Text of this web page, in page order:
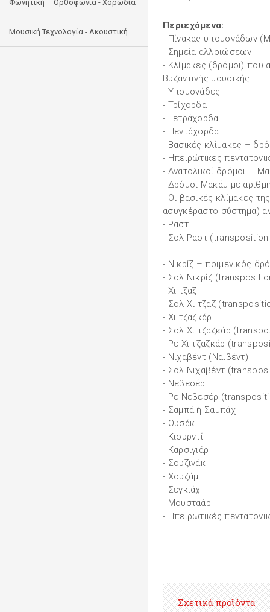
Φωνητική – Ορθοφωνία - Χορωδία
Μουσική Τεχνολογία - Ακουστική
Περιεχόμενα:
- Πίνακας υπομονάδων
- Σημεία αλλοιώσεων
- Κλίμακες (δρόμοι) που
Βυζαντινής μουσικής
- Υπομονάδες
- Τρίχορδα
- Τετράχορδα
- Πεντάχορδα
- Βασικές κλίμακες –
- Ηπειρώτικες
- Ανατολικοί δρόμοι –
- Δρόμοι-Μακάμ με
- Οι βασικές κλίμακες
ασυγκέραστο σύστημα)
- Ραστ
- Σολ Ραστ
- Νικρίζ – ποιμενικός
- Σολ Νικρίζ
- Χι τζαζ
- Σολ Χι τζαζ
- Χι τζαζκάρ
- Σολ Χι τζαζκάρ
- Ρε Χι τζαζκάρ
- Νιχαβέντ (Ναιβέντ)
- Σολ Νιχαβέντ
- Νεβεσέρ
- Ρε Νεβεσέρ
- Σαμπά ή Σαμπάχ
- Ουσάκ
- Κιουρντί
- Καρσιγιάρ
- Σουζινάκ
- Χουζάμ
- Σεγκιάχ
- Μουσταάρ
- Ηπειρωτικές
Σχετικά προϊόντα